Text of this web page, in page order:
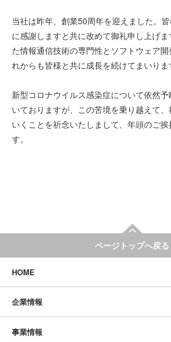
当社は昨年、創業50周年を迎えました。
に感謝しますと共に改めて御礼申し上げ
た情報通信技術の専門性とソフトウェア
れからも皆様と共に成長を続けてまいりま
新型コロナウイルス感染症について依然
いておりますが、この苦境を乗り越えて
いくことを祈念いたしまして、年頭のご
す。
ページトップへ戻る
HOME
企業情報
事業情報